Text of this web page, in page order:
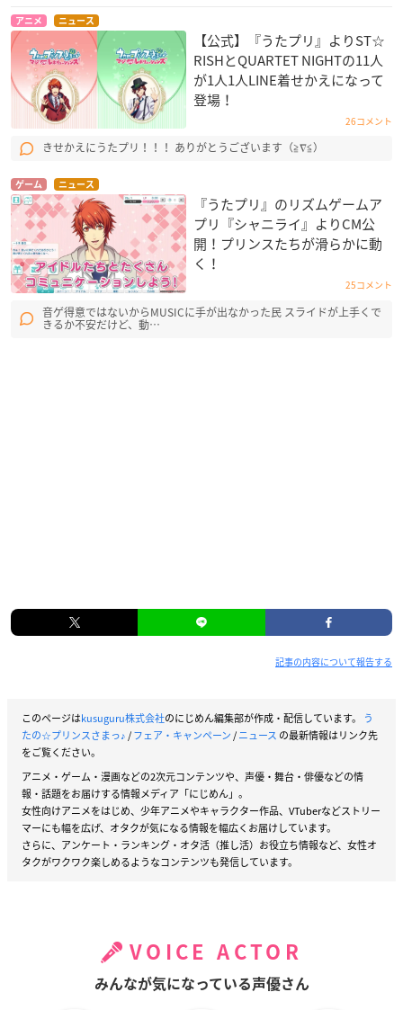
アニメ ニュース
【公式】『うたプリ』よりST☆
RISHとQUARTET NIGHTの11人
が1人1人LINE着せかえになって
登場！
26コメント
きせかえにうたプリ！！！ ありがとうございます（≧∇≦）
ゲーム ニュース
『うたプリ』のリズムゲームア
プリ『シャニライ』よりCM公
開！プリンスたちが滑らかに動
く！
25コメント
音ゲ得意ではないからMUSICに手が出なかった民 スライドが上手くで
きるか不安だけど、動…
記事の内容について報告する
このページはkusuguru株式会社のにじめん編集部が作成・配信しています。
う
たの☆プリンスさまっ♪/フェア・キャンペーン/ニュース の最新情報はリンク先
をご覧ください。
アニメ・ゲーム・漫画などの2次元コンテンツや、声優・舞台・俳優などの情
報・話題をお届けする情報メディア「にじめん」。
女性向けアニメをはじめ、少年アニメやキャラクター作品、VTuberなどストリー
マーにも幅を広げ、オタクが気になる情報を幅広くお届けしています。
さらに、アンケート・ランキング・オタ活（推し活）お役立ち情報など、女性オ
タクがワクワク楽しめるようなコンテンツも発信しています。
VOICE ACTOR
みんなが気になっている声優さん